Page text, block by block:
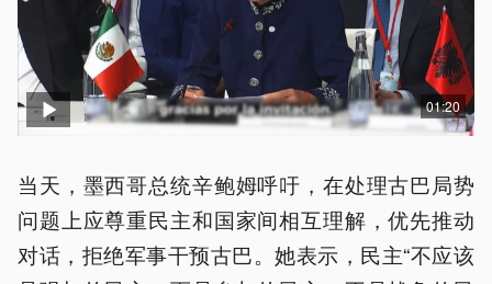
01:20
当天，墨西哥总统辛鲍姆呼吁，在处理古巴局势
问题上应尊重民主和国家间相互理解，优先推动
对话，拒绝军事干预古巴。她表示，民主“不应该